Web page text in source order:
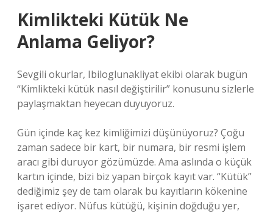
Kimlikteki Kütük Ne
Anlama Geliyor?
Sevgili okurlar, Ibiloglunakliyat ekibi olarak bugün
“Kimlikteki kütük nasıl değiştirilir” konusunu sizlerle
paylaşmaktan heyecan duyuyoruz.
Gün içinde kaç kez kimliğimizi düşünüyoruz? Çoğu
zaman sadece bir kart, bir numara, bir resmi işlem
aracı gibi duruyor gözümüzde. Ama aslında o küçük
kartın içinde, bizi biz yapan birçok kayıt var. “Kütük”
dediğimiz şey de tam olarak bu kayıtların kökenine
işaret ediyor. Nüfus kütüğü, kişinin doğduğu yer,